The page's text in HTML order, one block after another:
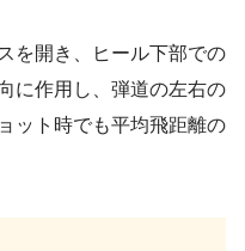
を開き、ヒール下部での
に作用し、弾道の左右の
ット時でも平均飛距離の